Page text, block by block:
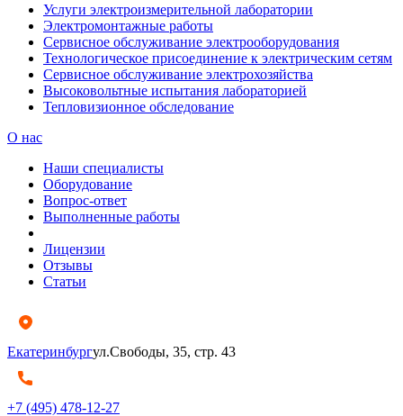
Услуги электроизмерительной лаборатории
Электромонтажные работы
Сервисное обслуживание электрооборудования
Технологическое присоединение к электрическим сетям
Сервисное обслуживание электрохозяйства
Высоковольтные испытания лабораторией
Тепловизионное обследование
О нас
Наши специалисты
Оборудование
Вопрос-ответ
Выполненные работы
Лицензии
Отзывы
Статьи
Екатеринбургул.Свободы, 35, стр. 43
+7 (495) 478-12-27